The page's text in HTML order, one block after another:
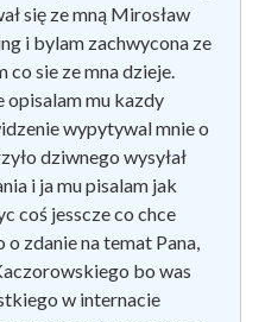
się ze mną Mirosław
i bylam zachwycona ze
co sie ze mna dzieje.
opisalam mu kazdy
wypytywal mnie o
dziwnego wysyłał
i ja mu pisalam jak
coś jesscze co chce
zdanie na temat Pana,
bo was
w internacie